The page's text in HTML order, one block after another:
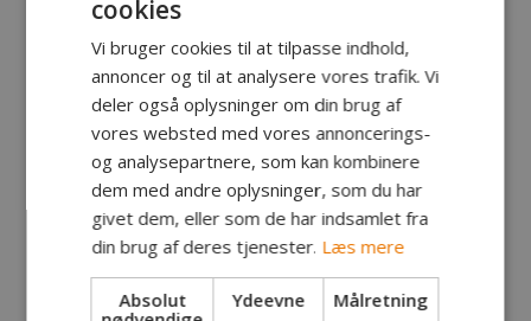
Børge Leth, Rønne
cookies
Vi bruger cookies til at tilpasse indhold,
annoncer og til at analysere vores trafik. Vi
deler også oplysninger om din brug af
vores websted med vores annoncerings-
og analysepartnere, som kan kombinere
dem med andre oplysninger, som du har
givet dem, eller som de har indsamlet fra
din brug af deres tjenester. Læs mere
Absolut
Ydeevne Målretning